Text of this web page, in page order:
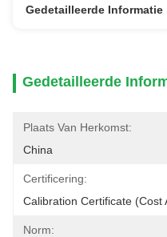
Gedetailleerde Informatie
Gedetailleerde
Plaats Van Herkomst:
China
Certificering:
Calibration Certificate (cost
Norm: